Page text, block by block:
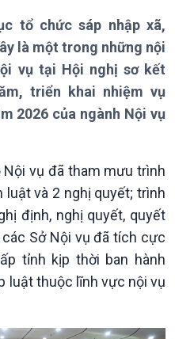
Thời sự
Thời sự 6h
Thời sự 21h30
Bản tin
Chuyên mục
Theo dòng Thời sự
tổ chức sáp nhập xã,
là một trong những nội
vụ tại Hội nghị sơ kết
triển khai nhiệm vụ
2026 của ngành Nội vụ
vụ đã tham mưu trình
luật và 2 nghị quyết; trình
định, nghị quyết, quyết
Sở Nội vụ đã tích cực
tỉnh kịp thời ban hành
luật thuộc lĩnh vực nội vụ